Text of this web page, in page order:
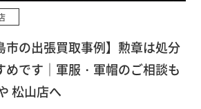
市の出張買取事例】勲章は処分
めです｜軍服・軍帽のご相談も
松山店へ